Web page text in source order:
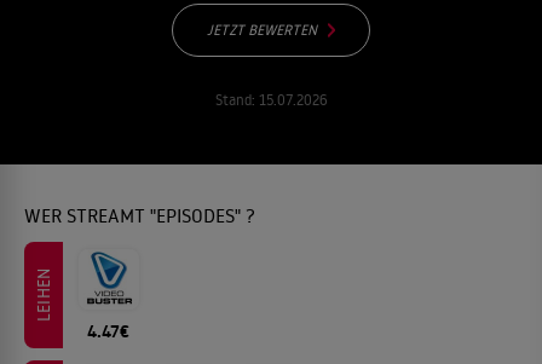
JETZT BEWERTEN
Stand: 15.07.2026
WER STREAMT "EPISODES" ?
LEIHEN
4.47€